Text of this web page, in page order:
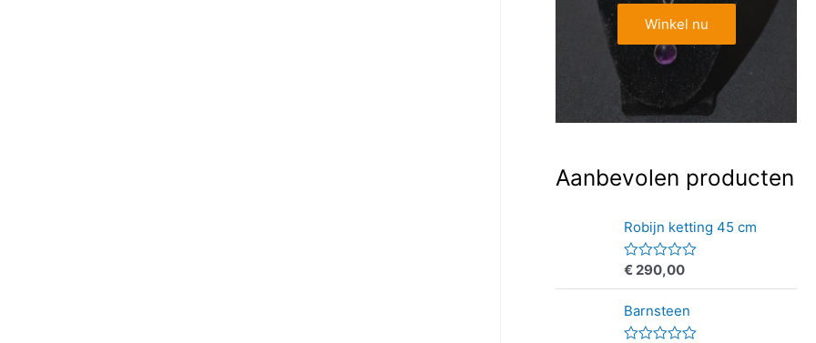
Winkel nu
Aanbevolen producten
Robijn ketting 45 cm
W
r
d
e
€ 290,00
Barnsteen